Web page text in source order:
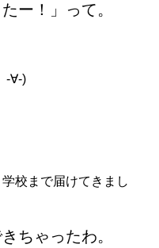
ー！」って。
-∀-)
校まで届けてきまし
ちゃったわ。